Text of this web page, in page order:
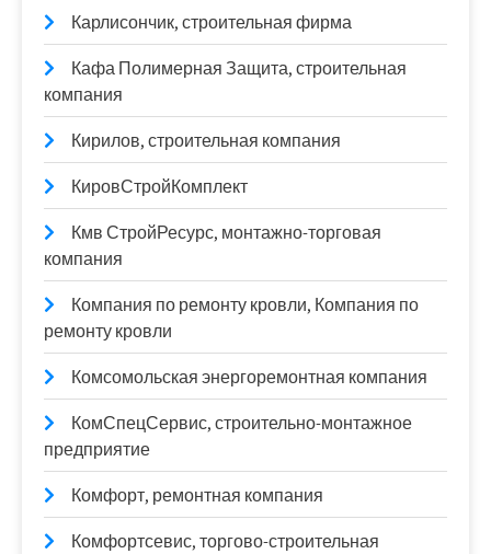
Карлисончик, строительная фирма
Кафа Полимерная Защита, строительная
компания
Кирилов, строительная компания
КировСтройКомплект
Кмв СтройРесурс, монтажно-торговая
компания
Компания по ремонту кровли, Компания по
ремонту кровли
Комсомольская энергоремонтная компания
КомСпецСервис, строительно-монтажное
предприятие
Комфорт, ремонтная компания
Комфортсевис, торгово-строительная